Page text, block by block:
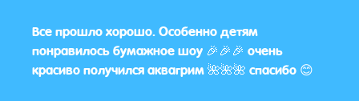
Все прошло хорошо. Особенно детям
понравилось бумажное шоу 🎉🎉🎉 очень
красиво получился аквагрим 🌺🌺🌺 спасибо 😊